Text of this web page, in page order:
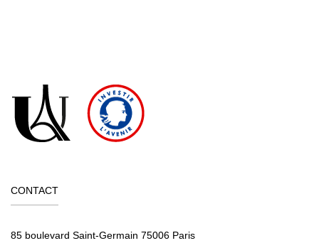
CONTACT
85 boulevard Saint-Germain 75006 Paris